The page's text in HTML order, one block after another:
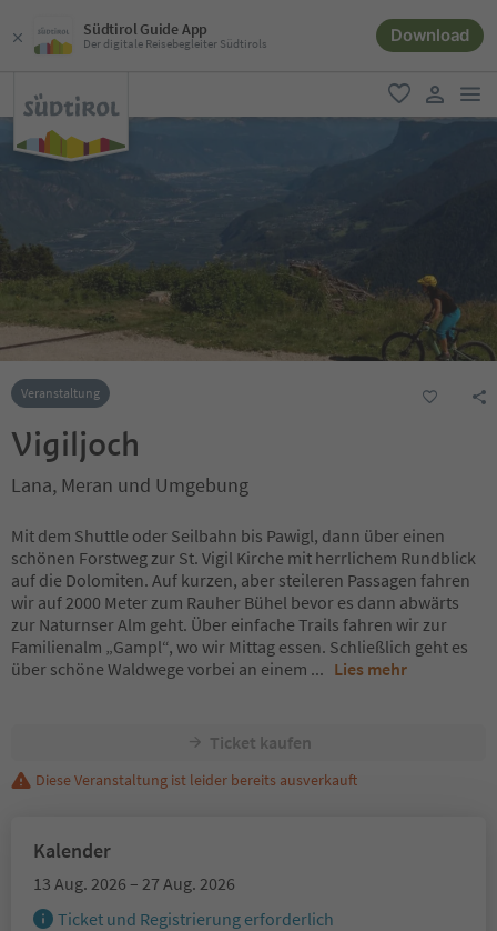
Südtirol Guide App
Der digitale Reisebegleiter Südtirols Download
favorit
user link
Veranstaltung
Vigiljoch
Lana, Meran und Umgebung
Mit dem Shuttle oder Seilbahn bis Pawigl, dann über einen
schönen Forstweg zur St. Vigil Kirche mit herrlichem Rundblick
auf die Dolomiten. Auf kurzen, aber steileren Passagen fahren
wir auf 2000 Meter zum Rauher Bühel bevor es dann abwärts
zur Naturnser Alm geht. Über einfache Trails fahren wir zur
Familienalm „Gampl“, wo wir Mittag essen. Schließlich geht es
über schöne Waldwege vorbei an einem ... Lies mehr
Ticket kaufen
Diese Veranstaltung ist leider bereits ausverkauft
Kalender
13 Aug. 2026 – 27 Aug. 2026
Ticket und Registrierung erforderlich